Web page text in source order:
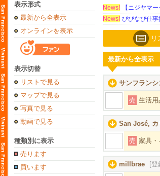
表示形式
最新から全表示
オンラインを表示
表示切替
リストで見る
マップで見る
写真で見る
動画で見る
種類別に表示
売ります
買います
News!
【ニジヤマ
News! びびなび仕
リ
最新から全表示
サンフランシ
売 生活用
San José, カ
売 家具・
millbrae [登